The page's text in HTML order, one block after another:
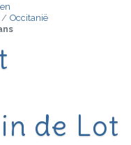
Occitanië
de Lot